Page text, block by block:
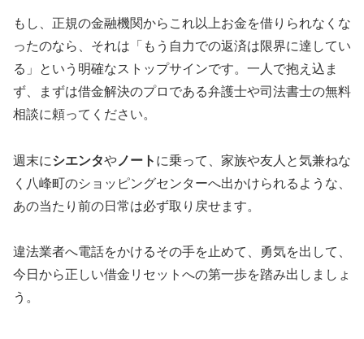
もし、正規の金融機関からこれ以上お金を借りられなくな
ったのなら、それは「もう自力での返済は限界に達してい
る」という明確なストップサインです。一人で抱え込ま
ず、まずは借金解決のプロである弁護士や司法書士の無料
相談に頼ってください。
週末にシエンタや ノート に乗って、家族や友人と気兼ねな
く八峰町のショッピングセンターへ出かけられるような、
あの当たり前の日常は必ず取り戻せます。
違法業者へ電話をかけるその手を止めて、勇気を出して、
今日から正しい借金リセットへの第一歩を踏み出しましょ
う。